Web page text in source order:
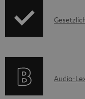
e
H
u
A
I
r
A
Audio-